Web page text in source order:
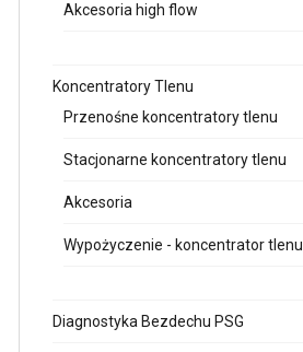
Akcesoria high flow
Koncentratory Tlenu
Przenośne koncentratory tlenu
Stacjonarne koncentratory tlenu
Akcesoria
Wypożyczenie - koncentrator tlenu
Diagnostyka Bezdechu PSG